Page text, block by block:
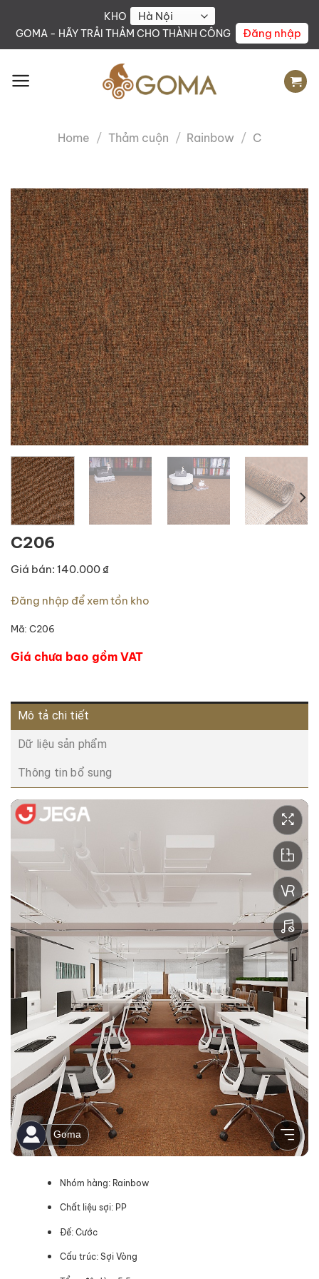
KHO
GOMA - HÃY TRẢI THẢM CHO THÀNH CÔNG
Đăng nhập
Home / Thảm cuộn / Rainbow / C
C206
Giá bán: 140.000 ₫
Đăng nhập để xem tồn kho
Mã: C206
Giá chưa bao gồm VAT
Mô tả chi tiết
Dữ liệu sản phẩm
Thông tin bổ sung
Nhóm hàng: Rainbow
Chất liệu sợi: PP
Đế: Cước
Cấu trúc: Sợi Vòng